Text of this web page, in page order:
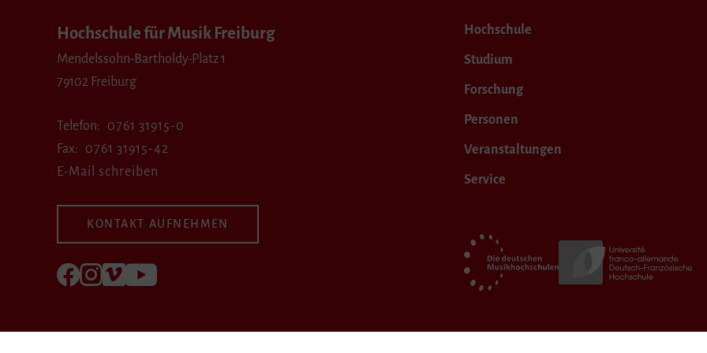
Hochschule für Musik Freiburg
Mendelssohn-Bartholdy-Platz 1
79102 Freiburg
Telefon
0761 31915-0
Fax
0761 31915-42
E-Mail schreiben
KONTAKT AUFNEHMEN
Folgen Sie uns auf Facebook
Folgen Sie uns auf Instagram
Besuchen Sie uns bei Vimeo
Hochschule
Studium
Forschung
Personen
Veranstaltungen
Service